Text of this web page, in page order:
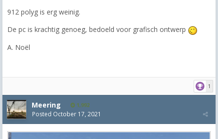
912 polyg is erg weinig.
De pc is krachtig genoeg, bedoeld voor grafisch ontwerp
A. Noël
1
Meering 1,992
Posted October 17, 2021